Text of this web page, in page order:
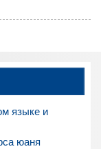
языке и
юаня